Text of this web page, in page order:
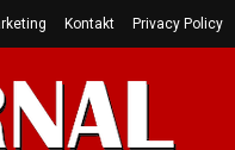
Kontakt Privacy Policy